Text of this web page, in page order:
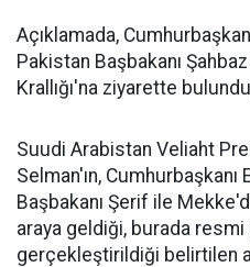
Açıklamada,
Pakistan Başbakanı
Krallığı'na ziyarette
Suudi Arabistan Veliaht
Selman'ın,
Başbakanı Şerif ile
araya geldiği, burada
gerçekleştirildiği belirtilen